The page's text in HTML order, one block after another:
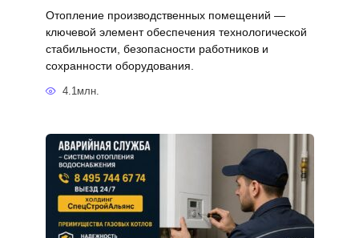
Отопление производственных помещений —
ключевой элемент обеспечения технологической
стабильности, безопасности работников и
сохранности оборудования.
4.1млн.